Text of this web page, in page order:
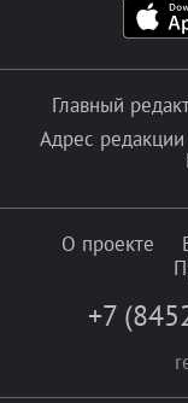
Главный
Адрес
О проекте
+7